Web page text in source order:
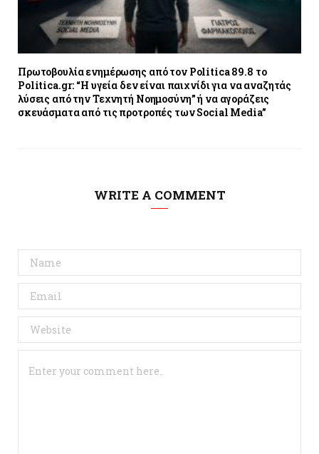
Πρωτοβουλία ενημέρωσης από τον Politica 89.8 το
Politica.gr: “Η υγεία δεν είναι παιχνίδι για να αναζητάς
λύσεις από την Τεχνητή Νοημοσύνη” ή να αγοράζεις
σκευάσματα από τις προτροπές των Social Media”
WRITE A COMMENT